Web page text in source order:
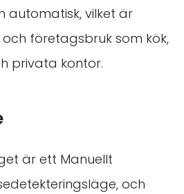
automatisk, vilket är
företagsbruk som kök,
privata kontor.
är ett Manuellt
och